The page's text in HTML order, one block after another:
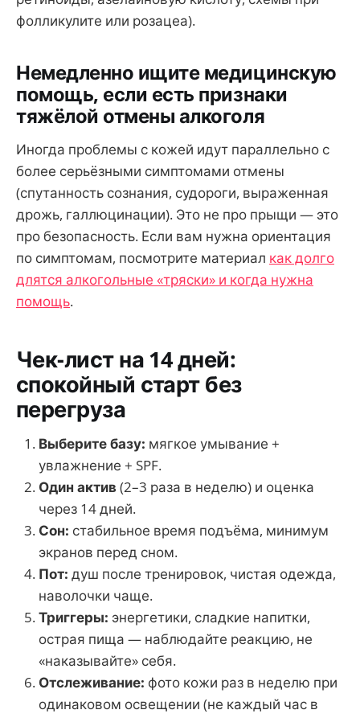
фолликулите или розацеа).
Немедленно ищите медицинскую
помощь, если есть признаки
тяжёлой отмены алкоголя
Иногда проблемы с кожей идут параллельно с
более серьёзными симптомами отмены
(спутанность сознания, судороги, выраженная
дрожь, галлюцинации). Это не про прыщи — это
про безопасность. Если вам нужна ориентация
по симптомам, посмотрите материал как долго
длятся алкогольные «тряски» и когда нужна
помощь.
Чек-лист на 14 дней:
спокойный старт без
перегруза
Выберите базу: мягкое умывание +
увлажнение + SPF.
Один актив(2–3 раза в неделю) и оценка
через 14 дней.
Сон: стабильное время подъёма, минимум
экранов перед сном.
Пот: душ после тренировок, чистая одежда,
наволочки чаще.
Триггеры: энергетики, сладкие напитки,
острая пища — наблюдайте реакцию, не
«наказывайте» себя.
Отслеживание: фото кожи раз в неделю при
одинаковом освещении (не каждый час в